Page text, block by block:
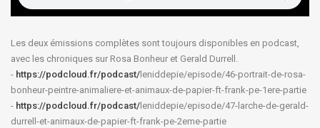
Les deux émissions complètes sont toujours disponibles en podcast,
avec les chroniques sur Rosa Bonheur et Gerald Durrell.
- https://podcloud.fr/podcast/ leniddepie/episode/46-portrait-de-rosa-
bonheur-peintre-animaliere-et-animaux-de-papier-ft-frank-pe-1ere-partie
- https://podcloud.fr/podcast/ leniddepie/episode/47-larche-de-gerald-
durrell-et-animaux-de-papier-ft-frank-pe-2eme-partie